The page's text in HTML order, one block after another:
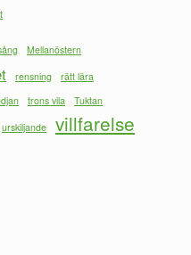
Mellanöstern
rensning
rätt lära
trons vila
Tuktan
urskiljande villfarelse